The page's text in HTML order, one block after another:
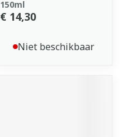
150ml
€ 14,30
Niet beschikbaar